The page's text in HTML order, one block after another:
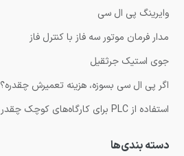
وایرینگ پی ال سی
مدار فرمان موتور سه فاز با کنترل فاز
جوی استیک جرثقیل
اگر پی ال سی بسوزه، هزینه تعمیرش چقدره؟
استفاده از PLC برای کارگاه‌های کوچک چقدر هزینه داره؟
دسته بندی‌ها